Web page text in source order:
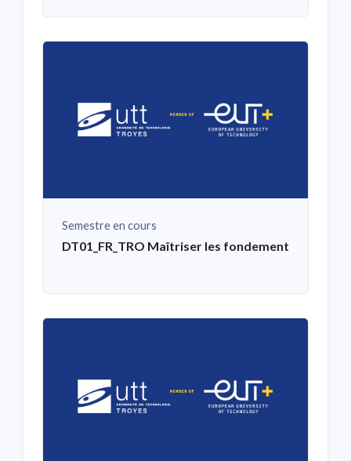
Semestre en cours
DT01_FR_TRO Maîtriser les fondements et les